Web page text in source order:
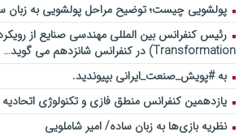
پولشویی چیست؛ توضیح مراحل پولشویی به زبان
Transformation) در کنفرانس شانزدهم می گوید…
به #پویش_صنعت_ایرانی بپیوندید.
یازدهمین کنفرانس منطق فازی و تکنولوژی اتحادیه اروپا/ ۹-۱۳
نظریه بازی‌ها به زبان ساده/ امیر شاملویی